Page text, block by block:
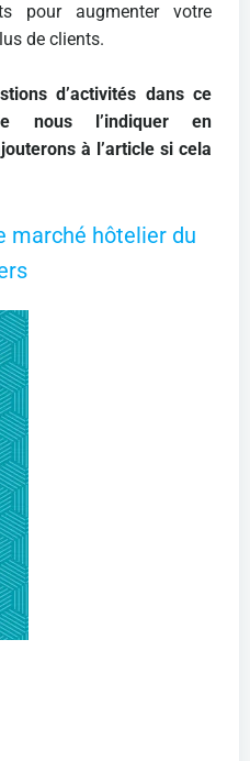
pour augmenter votre
de clients.
d’activités dans ce
nous l’indiquer en
à l’article si cela
marché hôtelier du